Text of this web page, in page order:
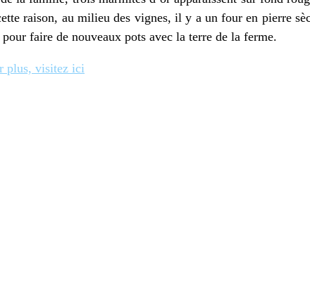
raison, au milieu des vignes, il y a un four en pierre
faire de nouveaux pots avec la terre de la ferme.
plus, visitez ici